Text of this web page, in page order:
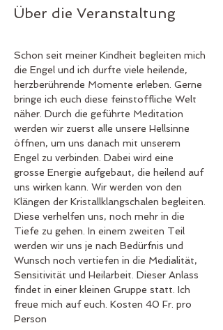
Über die Veranstaltung
Schon seit meiner Kindheit begleiten mich
die Engel und ich durfte viele heilende,
herzberührende Momente erleben. Gerne
bringe ich euch diese feinstoffliche Welt
näher. Durch die geführte Meditation
werden wir zuerst alle unsere Hellsinne
öffnen, um uns danach mit unserem
Engel zu verbinden. Dabei wird eine
grosse Energie aufgebaut, die heilend auf
uns wirken kann. Wir werden von den
Klängen der Kristallklangschalen begleiten.
Diese verhelfen uns, noch mehr in die
Tiefe zu gehen. In einem zweiten Teil
werden wir uns je nach Bedürfnis und
Wunsch noch vertiefen in die Medialität,
Sensitivität und Heilarbeit. Dieser Anlass
findet in einer kleinen Gruppe statt. Ich
freue mich auf euch. Kosten 40 Fr. pro
Person